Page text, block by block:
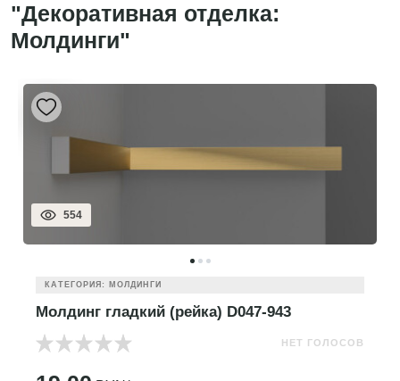
"Декоративная отделка:
Молдинги"
554
КАТЕГОРИЯ: МОЛДИНГИ
Молдинг гладкий (рейка) D047-943
НЕТ ГОЛОСОВ